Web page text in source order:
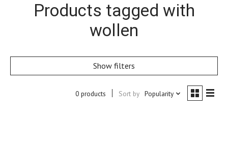
Products tagged with
wollen
Show filters
0 products Sort by Popularity